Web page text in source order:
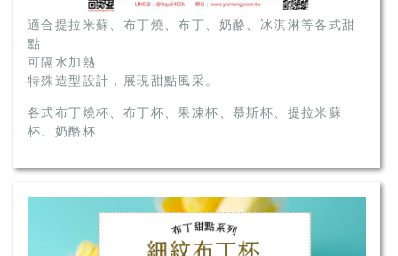
適合提拉米蘇、布丁燒、布丁、奶酪、冰淇淋等各式甜
點
可隔水加熱
特殊造型設計，展現甜點風采。
各式布丁燒杯、布丁杯、果凍杯、慕斯杯、提拉米蘇
杯、奶酪杯